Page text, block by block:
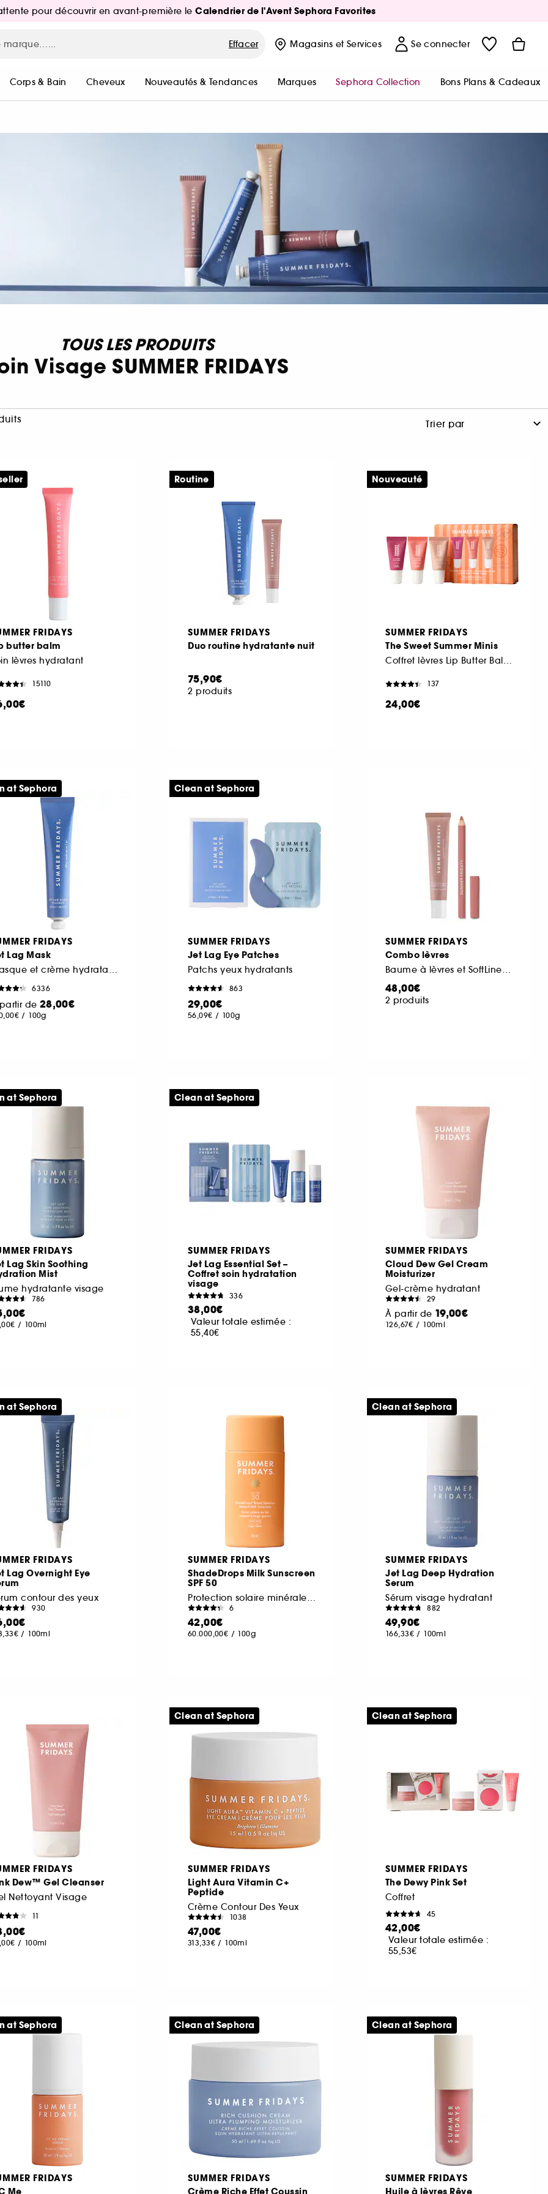
pour découvrir en avant-première leCalendrier de l'Avent Sephora Favorites
Effacer Magasins et Services Se connecter
Corps & Bain Cheveux Nouveautés & Tendances Marques Sephora Collection Bons Plans & Cadeaux
TOUS LES PRODUITS
Visage SUMMER FRIDAYS
FRIDAYS
butter balm
lèvres hydratant
15110
SUMMER FRIDAYS
Duo routine hydratante nuit
75,90€
2 produits
Routine
SUMMER FRIDAYS
The Sweet Summer Minis
Coffret lèvres Lip Butter Balm Edition limitée
137
24,00€
Nouveauté
FRIDAYS
Lag Mask
Masque et crème hydratant visage
6336
de 28,00€
/ 100g
at Sephora
SUMMER FRIDAYS
Jet Lag Eye Patches
Patchs yeux hydratants
863
29,00€
56,09€ / 100g
Clean at Sephora
SUMMER FRIDAYS
Combo lèvres
Baume à lèvres et SoftLine Lip Liner
48,00€
2 produits
FRIDAYS
Lag Skin Soothing
Mist
hydratante visage
786
/ 100ml
at Sephora
SUMMER FRIDAYS
Jet Lag Essential Set –
Coffret soin hydratation
visage
336
38,00€
Valeur totale estimée :
55,40€
Clean at Sephora
SUMMER FRIDAYS
Cloud Dew Gel Cream
Moisturizer
Gel-crème hydratant
29
À partir de 19,00€
126,67€ / 100ml
FRIDAYS
Lag Overnight Eye
contour des yeux
930
/ 100ml
at Sephora
SUMMER FRIDAYS
ShadeDrops Milk Sunscreen
SPF 50
Protection solaire minérale visage
6
42,00€
60.000,00€ / 100g
SUMMER FRIDAYS
Jet Lag Deep Hydration
Serum
Sérum visage hydratant
882
49,90€
166,33€ / 100ml
Clean at Sephora
FRIDAYS
Dew™ Gel Cleanser
Nettoyant Visage
11
/ 100ml
SUMMER FRIDAYS
Light Aura Vitamin C+
Peptide
Crème Contour Des Yeux
1038
47,00€
313,33€ / 100ml
Clean at Sephora
SUMMER FRIDAYS
The Dewy Pink Set
Coffret
45
42,00€
Valeur totale estimée :
55,53€
Clean at Sephora
FRIDAYS
Me
at Sephora
SUMMER FRIDAYS
Crème Riche Effet Coussin
Clean at Sephora
SUMMER FRIDAYS
Huile à lèvres Rêve
Clean at Sephora